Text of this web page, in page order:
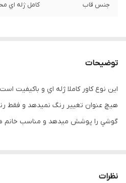
جنس قاب کامل ژله اي
توضیحات
اين نوع کاور کاملا ژله اي و باکيفيت
هيچ عنوان تغيير رنگ نميدهد و فقط
گوشي را پوشش ميدهد و مناسب خانم
نظرات